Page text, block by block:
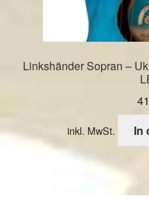
Linkshänder Sopran –
inkl. MwSt. In